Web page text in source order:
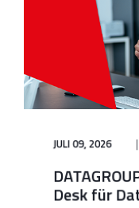
JULI 09, 2026
Desk für